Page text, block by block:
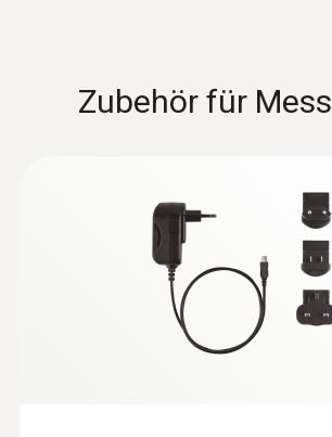
Thermoelement Typ K
74,00 €
Zubehör für